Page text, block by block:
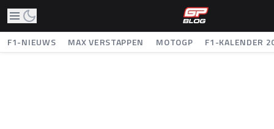
F1-NIEUWS MAX VERSTAPPEN MOTOGP F1-KALENDER